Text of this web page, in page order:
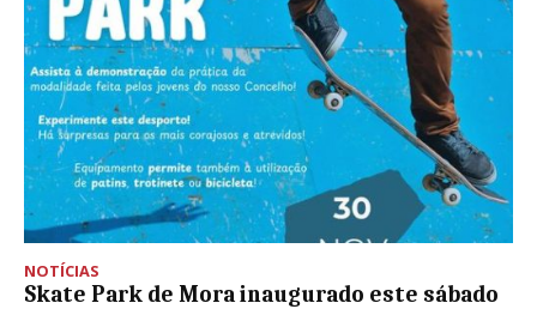
NOTÍCIAS
Skate Park de Mora inaugurado este sábado